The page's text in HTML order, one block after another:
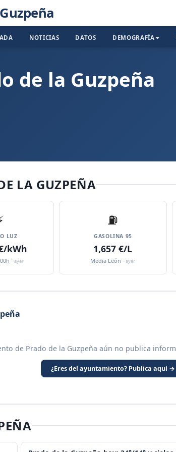
NOTICIAS DATOS DEMOGRAFÍA
de la Guzpeña
LA GUZPEÑA
LUZ
kWh
· ayer
⛽️
GASOLINA 95
1,657 €/L
Media León ·ayer
de Prado de la Guzpeña aún no publica
¿Eres del ayuntamiento? Publica aquí →